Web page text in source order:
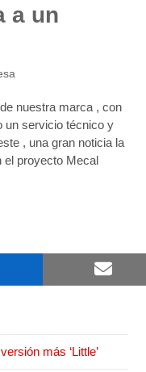
a un
nuestra marca , con
un servicio técnico y
, una gran noticia la
el proyecto Mecal
más ‘Little’